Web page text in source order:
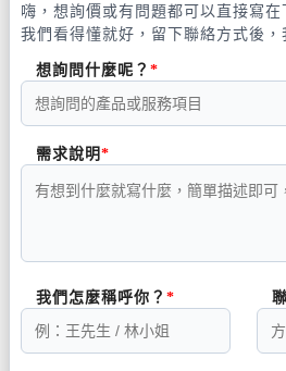
嗨，想詢價或有問題都可以直接寫在
我們看得懂就好，留下聯絡方式後
想詢問什麼呢？
需求說明
我們怎麼稱呼你？